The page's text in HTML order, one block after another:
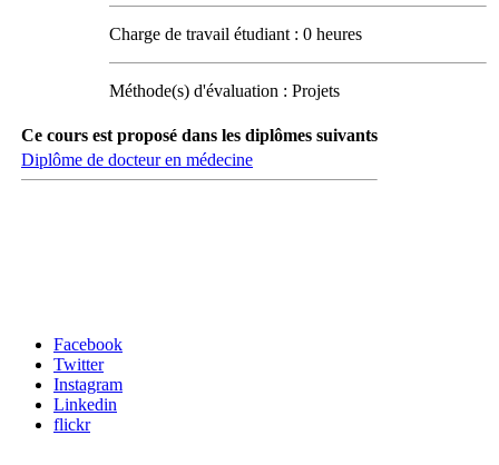
Charge de travail étudiant : 0 heures
Méthode(s) d'évaluation : Projets
Ce cours est proposé dans les diplômes suivants
Diplôme de docteur en médecine
Facebook
Twitter
Instagram
Linkedin
flickr